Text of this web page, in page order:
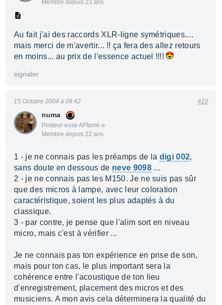
Membre depuis 23 ans
Au fait j'ai des raccords XLR-ligne symétriques....
mais merci de m'avertir... !! ça fera des allez retours
en moins... au prix de l'essence actuel !!!!
signaler
numa
Posteur·euse AFfamé·e
Membre depuis 22 ans
15 Octobre 2004 à 09:42 #10
1 - je ne connais pas les préamps de la digi 002,
sans doute en dessous de neve 9098...
2 - je ne connais pas les M150. Je ne suis pas sûr
que des micros à lampe, avec leur coloration
caractéristique, soient les plus adaptés à du
classique.
3 - par contre, je pense que l'alim sort en niveau
micro, mais c'est à vérifier ...
Je ne connais pas ton expérience en prise de son,
mais pour ton cas, le plus important sera la
cohérence entre l'acoustique de ton lieu
d'enregistrement, placement des micros et des
musiciens. A mon avis cela déterminera la qualité du